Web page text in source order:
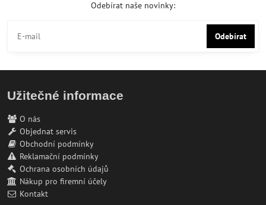
Odebírat naše novinky:
Odebírat
Užitečné informace
O nás
Objednat servis
Obchodní podmínky
Reklamační podmínky
Ochrana osobních údajů
Nákup pro firemní účely
Kontakt